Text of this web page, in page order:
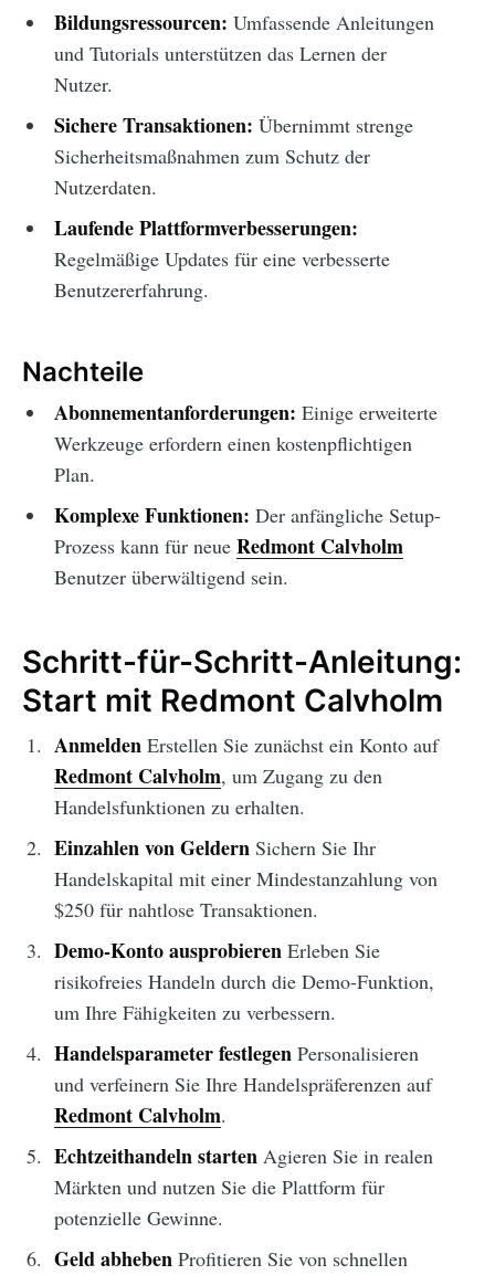
Bildungsressourcen: Umfassende Anleitungen
und Tutorials unterstützen das Lernen der
Nutzer.
Sichere Transaktionen: Übernimmt strenge
Sicherheitsmaßnahmen zum Schutz der
Nutzerdaten.
Laufende Plattformverbesserungen:
Regelmäßige Updates für eine verbesserte
Benutzererfahrung.
Nachteile
Abonnementanforderungen: Einige erweiterte
Werkzeuge erfordern einen kostenpflichtigen
Plan.
Komplexe Funktionen: Der anfängliche Setup-
Prozess kann für neue Redmont Calvholm
Benutzer überwältigend sein.
Schritt-für-Schritt-Anleitung:
Start mit Redmont Calvholm
AnmeldenErstellen Sie zunächst ein Konto auf
Redmont Calvholm, um Zugang zu den
Handelsfunktionen zu erhalten.
Einzahlen von GeldernSichern Sie Ihr
Handelskapital mit einer Mindestanzahlung von
$250 für nahtlose Transaktionen.
Demo-Konto ausprobierenErleben Sie
risikofreies Handeln durch die Demo-Funktion,
um Ihre Fähigkeiten zu verbessern.
Handelsparameter festlegenPersonalisieren
und verfeinern Sie Ihre Handelspräferenzen auf
Redmont Calvholm.
Echtzeithandeln startenAgieren Sie in realen
Märkten und nutzen Sie die Plattform für
potenzielle Gewinne.
Geld abhebenProfitieren Sie von schnellen